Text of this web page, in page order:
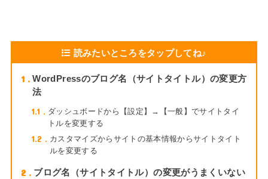
読みたいところをタップしてね♪
1
WordPressのブログ名（サイトタイトル）の変更方
法
1.1
ダッシュボードから【設定】→【一般】でサイトタイ
トルを変更する
1.2
カスタマイズからサイトの基本情報からサイトタイト
ルを変更する
2
ブログ名（サイトタイトル）の変更がうまくいない